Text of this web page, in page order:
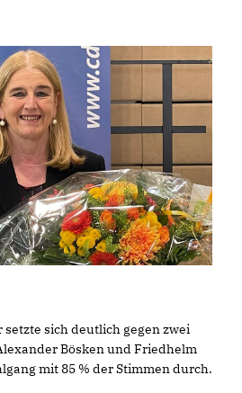
sich deutlich gegen zwei
Bösken und Friedhelm
mit 85 % der Stimmen durch.